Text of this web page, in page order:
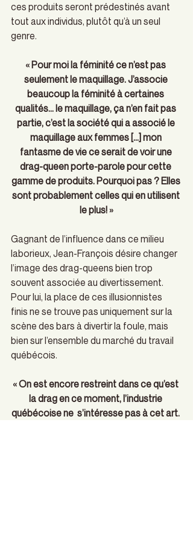
ces produits seront prédestinés avant
tout aux individus, plutôt qu’à un seul
genre.
« Pour moi la féminité ce n’est pas
seulement le maquillage. J’associe
beaucoup la féminité à certaines
qualités… le maquillage, ça n’en fait pas
partie, c’est la société qui a associé le
maquillage aux femmes […] mon
fantasme de vie ce serait de voir une
drag-queen porte-parole pour cette
gamme de produits. Pourquoi pas ? Elles
sont probablement celles qui en utilisent
le plus! »
Gagnant de l’influence dans ce milieu
laborieux, Jean-François désire changer
l’image des drag-queens bien trop
souvent associée au divertissement.
Pour lui, la place de ces illusionnistes
finis ne se trouve pas uniquement sur la
scène des bars à divertir la foule, mais
bien sur l’ensemble du marché du travail
québécois.
« On est encore restreint dans ce qu’est
la drag en ce moment, l’industrie
québécoise ne  s’intéresse pas à cet art.